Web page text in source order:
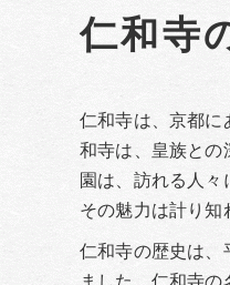
仁和寺
仁和寺は、京都に
和寺は、皇族との
園は、訪れる人々
その魅力は計り知
仁和寺の歴史は、
ました。仁和寺